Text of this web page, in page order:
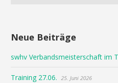
Neue Beiträge
swhv Verbandsmeisterschaft im
Training 27.06. 25. Juni 2026